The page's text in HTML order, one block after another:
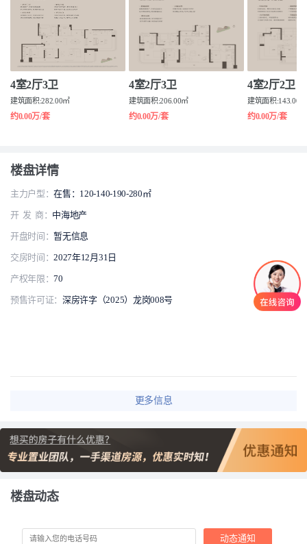
4室2厅3卫
建筑面积:282.00㎡
约0.00万/套
4室2厅3卫
建筑面积:206.00㎡
约0.00万/套
4室2厅2卫
建筑面积:143.00㎡
约0.00万/套
楼盘详情
主力户型：在售：120-140-190-280㎡
开 发 商： 中海地产
开盘时间：暂无信息
交房时间：2027年12月31日
产权年限：70
预售许可证：深房许字（2025）龙岗008号
更多信息
楼盘动态
动态通知